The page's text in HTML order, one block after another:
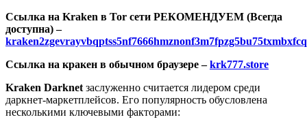
Ссылка на Kraken в Tor сети РЕКОМЕНДУЕМ (Всегда
доступна) –
Ссылка на кракен в обычном браузере – krk777.store
Kraken Darknet заслуженно считается лидером среди
даркнет-маркетплейсов. Его популярность обусловлена
несколькими ключевыми факторами: